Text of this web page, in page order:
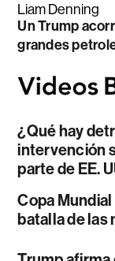
Liam Denning
Un Trump
grandes
¿Qué hay
intervención
parte de EE.
Copa Mundial
batalla de las